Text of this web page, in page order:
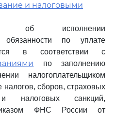
и налоговыми
об исполнении
обязанности по уплате
в соответствии с
по заполнению
налогоплательщиком
налогов, сборов, страховых
налоговых санкций,
ФНС России от